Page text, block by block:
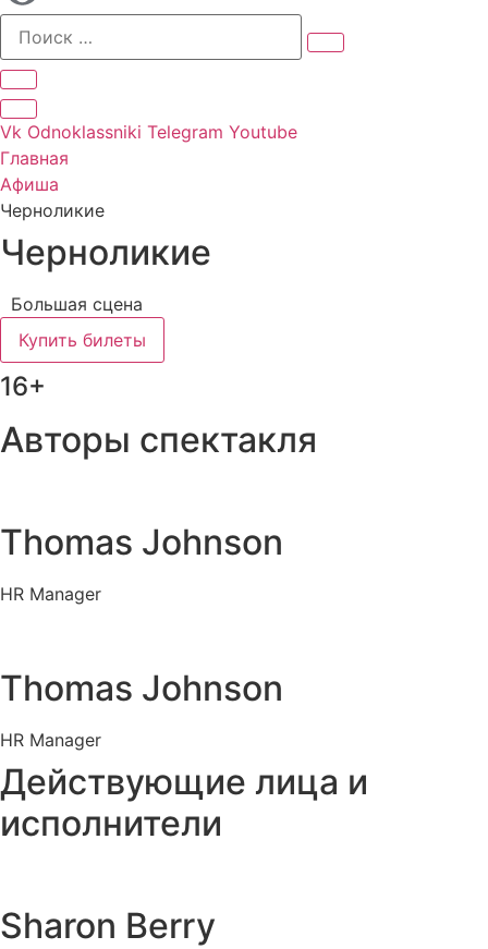
Vk Odnoklassniki Telegram Youtube
Главная
Афиша
Черноликие
Черноликие
Большая сцена
Купить билеты
16+
Авторы спектакля
Thomas Johnson
HR Manager
Thomas Johnson
HR Manager
Действующие лица и
исполнители
Sharon Berry